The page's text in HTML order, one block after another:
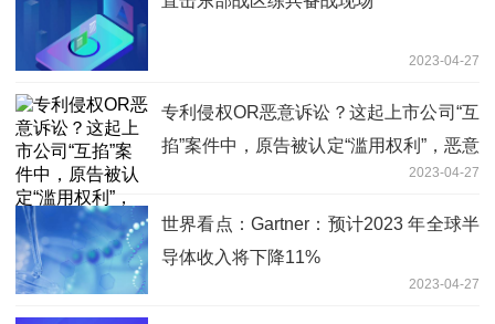
2023-04-27
专利侵权OR恶意诉讼？这起上市公司“互
掐”案件中，原告被认定“滥用权利”，恶意
2023-04-27
世界看点：Gartner：预计2023 年全球半
导体收入将下降11%
2023-04-27